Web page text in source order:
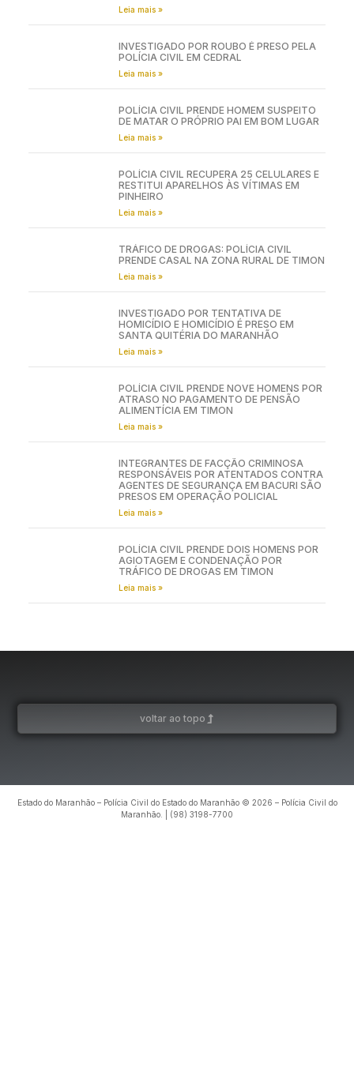
Leia mais »
INVESTIGADO POR ROUBO É PRESO PELA
POLÍCIA CIVIL EM CEDRAL
Leia mais »
POLÍCIA CIVIL PRENDE HOMEM SUSPEITO
DE MATAR O PRÓPRIO PAI EM BOM LUGAR
Leia mais »
POLÍCIA CIVIL RECUPERA 25 CELULARES E
RESTITUI APARELHOS ÀS VÍTIMAS EM
PINHEIRO
Leia mais »
TRÁFICO DE DROGAS: POLÍCIA CIVIL
PRENDE CASAL NA ZONA RURAL DE TIMON
Leia mais »
INVESTIGADO POR TENTATIVA DE
HOMICÍDIO E HOMICÍDIO É PRESO EM
SANTA QUITÉRIA DO MARANHÃO
Leia mais »
POLÍCIA CIVIL PRENDE NOVE HOMENS POR
ATRASO NO PAGAMENTO DE PENSÃO
ALIMENTÍCIA EM TIMON
Leia mais »
INTEGRANTES DE FACÇÃO CRIMINOSA
RESPONSÁVEIS POR ATENTADOS CONTRA
AGENTES DE SEGURANÇA EM BACURI SÃO
PRESOS EM OPERAÇÃO POLICIAL
Leia mais »
POLÍCIA CIVIL PRENDE DOIS HOMENS POR
AGIOTAGEM E CONDENAÇÃO POR
TRÁFICO DE DROGAS EM TIMON
Leia mais »
voltar ao topo
Estado do Maranhão – Polícia Civil do Estado do Maranhão © 2026 – Polícia Civil do
Maranhão. | (98) 3198-7700